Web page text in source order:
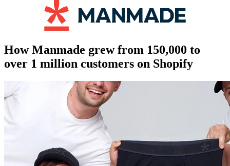
How Manmade grew from 150,000 to
over 1 million customers on Shopify